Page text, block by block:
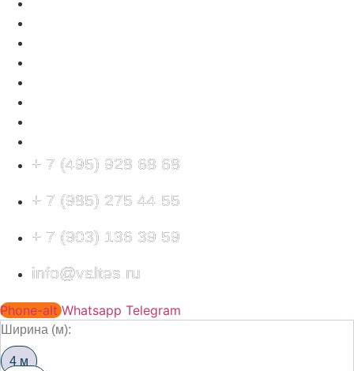
+ 7 (495) 928 68 68
+ 7 (985) 275 44 55
+ 7 (903) 136 39 59
info@valtes.ru
Phone-alt Whatsapp Telegram
Ширина (м):
4 м